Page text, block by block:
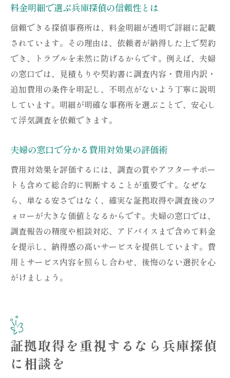
料金明細で選ぶ兵庫探偵の信頼性とは
信頼できる探偵事務所は、料金明細が透明で詳細に記載
されています。その理由は、依頼者が納得した上で契約
でき、トラブルを未然に防げるからです。例えば、夫婦
の窓口では、見積もりや契約書に調査内容・費用内訳・
追加費用の条件を明記し、不明点がないよう丁寧に説明
しています。明細が明確な事務所を選ぶことで、安心し
て浮気調査を依頼できます。
夫婦の窓口で分かる費用対効果の評価術
費用対効果を評価するには、調査の質やアフターサポー
トも含めて総合的に判断することが重要です。なぜな
ら、単なる安さではなく、確実な証拠取得や調査後のフ
ォローが大きな価値となるからです。夫婦の窓口では、
調査報告の精度や相談対応、アドバイスまで含めて料金
を提示し、納得感の高いサービスを提供しています。費
用とサービス内容を照らし合わせ、後悔のない選択を心
がけましょう。
証拠取得を重視するなら兵庫探偵
に相談を